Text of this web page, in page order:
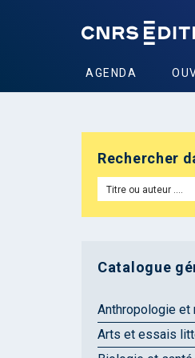
AGENDA
Rechercher
Catalogue
Anthropologie et
Arts et essais